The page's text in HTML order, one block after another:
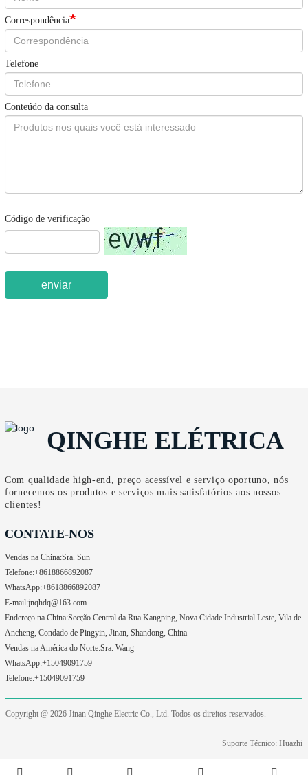
Correspondência
Telefone
Conteúdo da consulta
Código de verificação
enviar
QINGHE ELÉTRICA
Com qualidade high-end, preço acessível e serviço oportuno, nós
fornecemos os produtos e serviços mais satisfatórios aos nossos
clientes!
CONTATE-NOS
Vendas na China:Sra. Sun
Telefone:+8618866892087
WhatsApp:+8618866892087
E-mail:jnqhdq@163.com
Endereço na China:Secção Central da Rua Kangping, Nova Cidade Industrial Leste, Vila de
Ancheng, Condado de Pingyin, Jinan, Shandong, China
Vendas na América do Norte:Sra. Wang
WhatsApp:+15049091759
Telefone:+15049091759
Copyright @ 2026 Jinan Qinghe Electric Co., Ltd. Todos os direitos reservados.
Suporte Técnico: Huazhi